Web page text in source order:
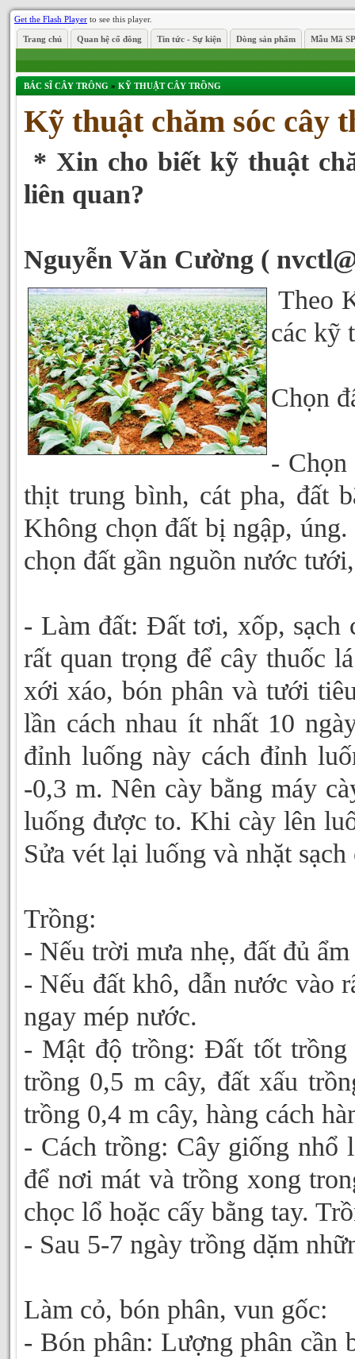
Get the Flash Player to see this player.
Trang chủ Quan hệ cổ đông Tin tức - Sự kiện Dòng sản phẩm Mẫu Mã SP
BÁC SĨ CÂY TRÔNG » KỸ THUẬT CÂY TRỒNG
Kỹ thuật chăm sóc cây
* Xin cho biết kỹ thuật
liên quan?
Nguyễn Văn Cường (
Theo
các kỹ
Chọn
-
thịt trung bình, cát pha, đất
Không chọn đất bị ngập,
chọn đất gần nguồn nước
- Làm đất: Đất tơi, xốp, sạch
rất quan trọng để cây thuốc
xới xáo, bón phân và tưới
lần cách nhau ít nhất 10
đỉnh luống này cách đỉnh
-0,3 m. Nên cày bằng máy
luống được to. Khi cày lên
Sửa vét lại luống và nhặt
Trồng:
- Nếu trời mưa nhẹ, đất đủ
- Nếu đất khô, dẫn nước vào
ngay mép nước.
- Mật độ trồng: Đất tốt trồng
trồng 0,5 m cây, đất xấu
trồng 0,4 m cây, hàng cách
- Cách trồng: Cây giống nhổ
để nơi mát và trồng xong
chọc lổ hoặc cấy bằng tay.
- Sau 5-7 ngày trồng dặm
Làm cỏ, bón phân, vun gốc:
- Bón phân: Lượng phân cần